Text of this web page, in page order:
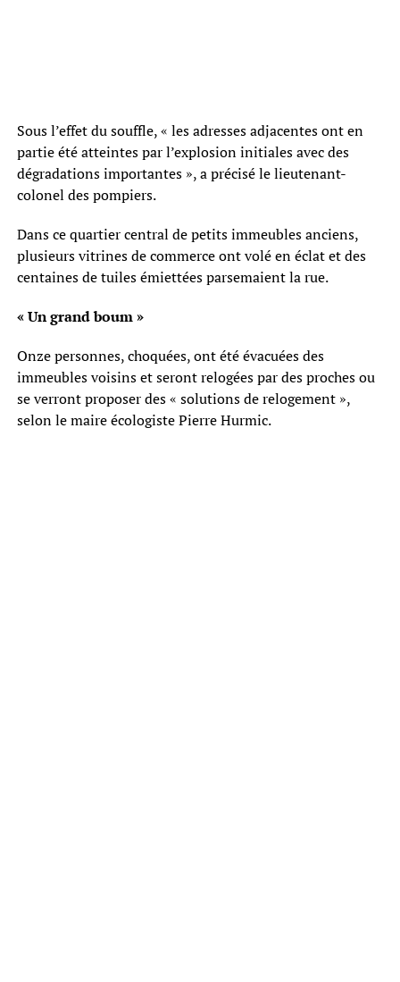
Sous l’effet du souffle, « les adresses adjacentes ont en
partie été atteintes par l’explosion initiales avec des
dégradations importantes », a précisé le lieutenant-
colonel des pompiers.
Dans ce quartier central de petits immeubles anciens,
plusieurs vitrines de commerce ont volé en éclat et des
centaines de tuiles émiettées parsemaient la rue.
« Un grand boum »
Onze personnes, choquées, ont été évacuées des
immeubles voisins et seront relogées par des proches ou
se verront proposer des « solutions de relogement »,
selon le maire écologiste Pierre Hurmic.